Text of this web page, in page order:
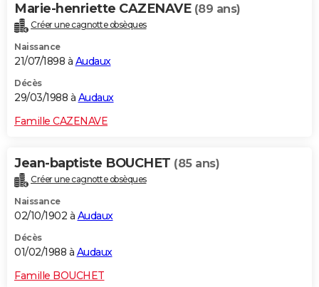
Marie-henriette CAZENAVE (89 ans)
Créer une cagnotte obsèques
Naissance
21/07/1898 à Audaux
Décès
29/03/1988 à Audaux
Famille CAZENAVE
Jean-baptiste BOUCHET (85 ans)
Créer une cagnotte obsèques
Naissance
02/10/1902 à Audaux
Décès
01/02/1988 à Audaux
Famille BOUCHET